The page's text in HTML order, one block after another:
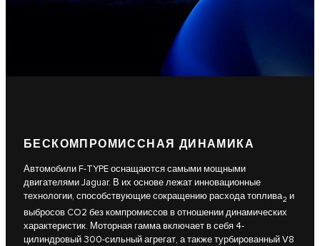
БЕСКОМПРОМИССНАЯ ДИНАМИКА
Автомобили F‑TYPE оснащаются самыми мощными
двигателями Jaguar. В их основе лежат инновационные
технологии, способствующие сокращению расхода топлива2 и
выбросов CO2 без компромиссов в отношении динамических
характеристик. Моторная гамма включает в себя 4-
цилиндровый 300-сильный агрегат, а также турбированный V8